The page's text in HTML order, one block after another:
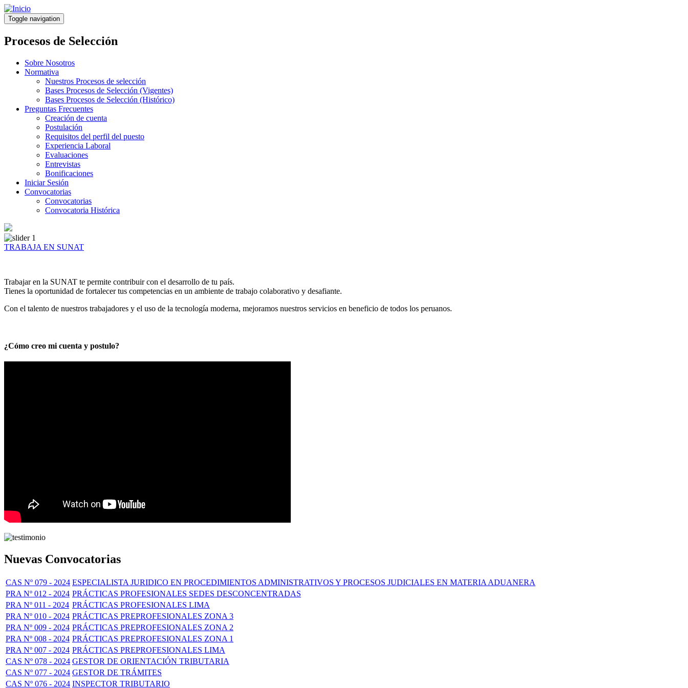
Pasar
al
contenido
principal
Toggle navigation
Procesos de Selección
Sobre Nosotros
Normativa
Nuestros Procesos de selección
Bases Procesos de Selección (Vigentes)
Bases Procesos de Selección (Histórico)
Preguntas Frecuentes
Creación de cuenta
Postulación
Requisitos del perfil del puesto
Experiencia Laboral
Evaluaciones
Entrevistas
Bonificaciones
Iniciar Sesión
Convocatorias
Convocatorias
Convocatoria Histórica
TRABAJA EN SUNAT
Trabajar en la SUNAT te permite contribuir con el desarrollo de tu país.
Tienes la oportunidad de fortalecer tus competencias en un ambiente de trabajo colaborativo y desafiante.
Con el talento de nuestros trabajadores y el uso de la tecnología moderna, mejoramos nuestros servicios en beneficio de todos los peruanos.
¿Cómo creo mi cuenta y postulo?
Nuevas Convocatorias
CAS Nº 079 - 2024 ESPECIALISTA JURIDICO EN PROCEDIMIENTOS ADMINISTRATIVOS Y PROCESOS JUDICIALES EN MATERIA ADUANERA
PRA Nº 012 - 2024 PRÁCTICAS PROFESIONALES SEDES DESCONCENTRADAS
PRA Nº 011 - 2024 PRÁCTICAS PROFESIONALES LIMA
PRA Nº 010 - 2024 PRÁCTICAS PREPROFESIONALES ZONA 3
PRA Nº 009 - 2024 PRÁCTICAS PREPROFESIONALES ZONA 2
PRA Nº 008 - 2024 PRÁCTICAS PREPROFESIONALES ZONA 1
PRA Nº 007 - 2024 PRÁCTICAS PREPROFESIONALES LIMA
CAS Nº 078 - 2024 GESTOR DE ORIENTACIÓN TRIBUTARIA
CAS Nº 077 - 2024 GESTOR DE TRÁMITES
CAS Nº 076 - 2024 INSPECTOR TRIBUTARIO